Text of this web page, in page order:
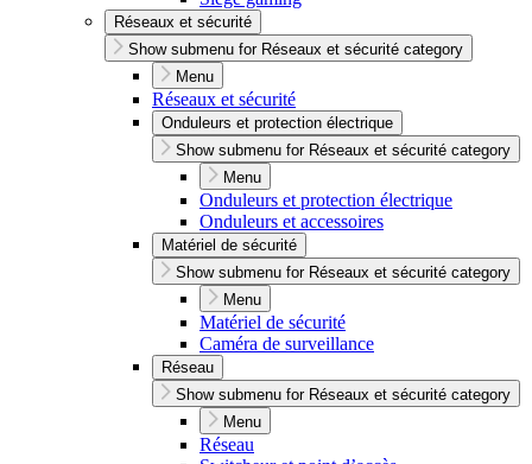
Réseaux et sécurité
Show submenu for Réseaux et sécurité category
Menu
Réseaux et sécurité
Onduleurs et protection électrique
Show submenu for Réseaux et sécurité category
Menu
Onduleurs et protection électrique
Onduleurs et accessoires
Matériel de sécurité
Show submenu for Réseaux et sécurité category
Menu
Matériel de sécurité
Caméra de surveillance
Réseau
Show submenu for Réseaux et sécurité category
Menu
Réseau